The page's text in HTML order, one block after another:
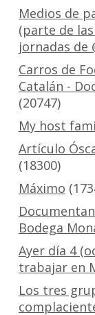
Medios de
(parte de
jornadas de
Carros de
Catalán -
(20747)
My host
Artículo
(18300)
Máximo
Bodega
Ayer día 4
trabajar en
Los tres